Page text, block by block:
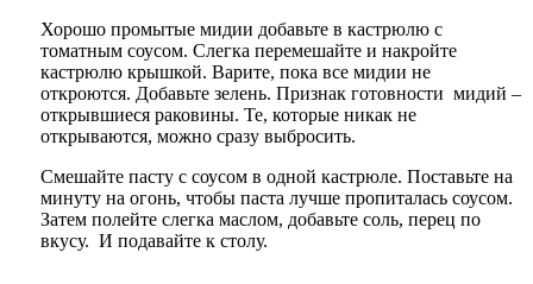
Хорошо промытые мидии добавьте в кастрюлю с
томатным соусом. Слегка перемешайте и накройте
кастрюлю крышкой. Варите, пока все мидии не
откроются. Добавьте зелень. Признак готовности мидий –
открывшиеся раковины. Те, которые никак не
открываются, можно сразу выбросить.
Смешайте пасту с соусом в одной кастрюле. Поставьте на
минуту на огонь, чтобы паста лучше пропиталась соусом.
Затем полейте слегка маслом, добавьте соль, перец по
вкусу. И подавайте к столу.